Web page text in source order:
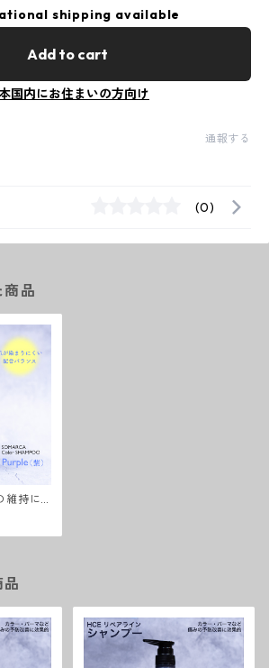
shipping available
Add to cart
国内にお住まいの方向け
通報する
(0)
品
維持に
ラー